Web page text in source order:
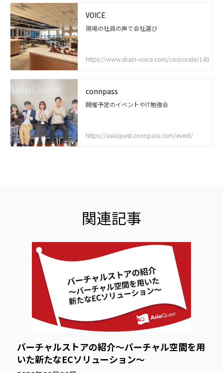
VOICE
現場の社員の声で会社選び
https://www.shain-voice.com/corporate/140
connpass
開催予定のイベントやIT勉強会
https://asiaquest.connpass.com/event/
関連記事
バーチャルストアの紹介～バーチャル空間を用
いた新たなECソリューション～